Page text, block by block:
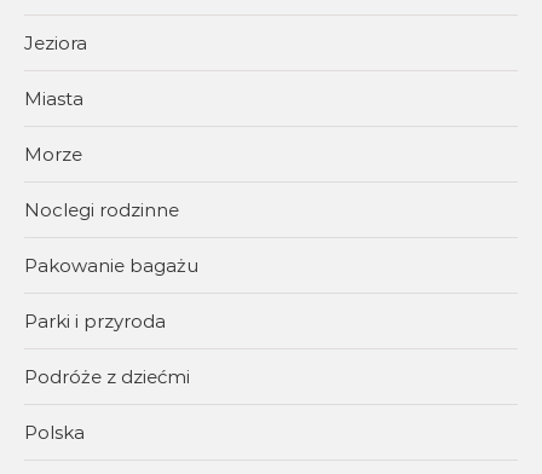
Jeziora
Miasta
Morze
Noclegi rodzinne
Pakowanie bagażu
Parki i przyroda
Podróże z dziećmi
Polska